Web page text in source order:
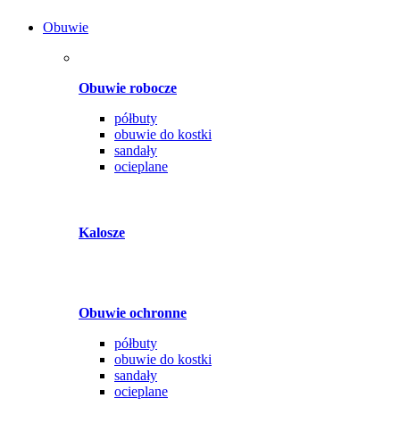
Obuwie
Obuwie robocze
półbuty
obuwie do kostki
sandały
ocieplane
Kalosze
Obuwie ochronne
półbuty
obuwie do kostki
sandały
ocieplane